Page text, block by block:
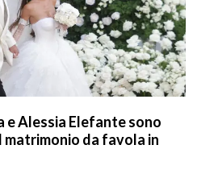
e Alessia Elefante sono
matrimonio da favola in